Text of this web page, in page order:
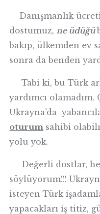
Danışmanlık
dostumuz,ne üdüğü
bakıp, ülkemden ev
sonra da benden
Tabi ki, bu Türk
yardımcı
Ukrayna’da
oturum sahibi
yolu yok.
Değerli dostlar,
söylüyorum!!!
isteyen Türk
yapacakları iş titiz,